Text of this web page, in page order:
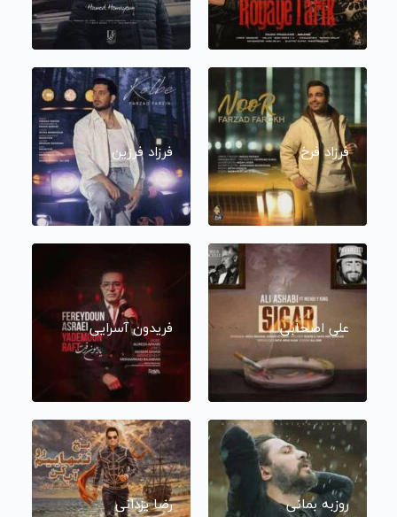
فرزاد فرخ فرزاد فرزین
علی اصحابی فریدون آسرایی
روزبه بمانی رضا یزدانی